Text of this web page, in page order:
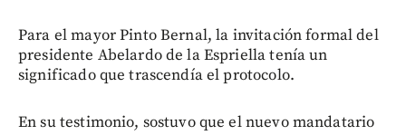
Para el mayor Pinto Bernal, la invitación formal del
presidente Abelardo de la Espriella tenía un
significado que trascendía el protocolo.
En su testimonio, sostuvo que el nuevo mandatario